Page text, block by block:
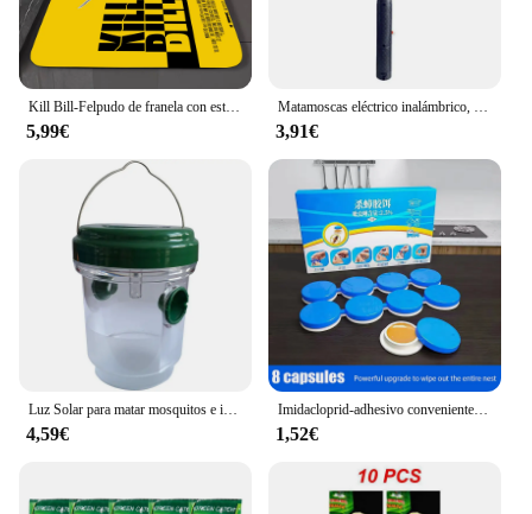
Kill Bill-Felpudo de franela con estampado gráfico de película, Alfombra de entrada para baño, cocina, decoración del hogar
5,99€
Matamoscas eléctrico inalámbrico, matamosquitos de verano, trampa para moscas, batería, raqueta para insectos
3,91€
Luz Solar para matar mosquitos e insectos, inducción inteligente para exteriores, jardín, césped, árbol colgante, trampa para mosquitos e insectos
4,59€
Imidacloprid-adhesivo conveniente para matar cucarachas, cebo de pegamento seguro para cucarachas de larga duración, no tóxico, 8 piezas
1,52€